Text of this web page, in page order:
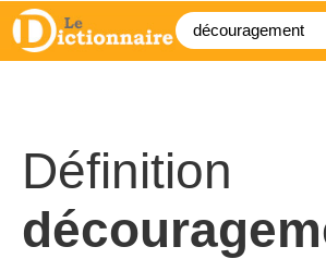
Définition